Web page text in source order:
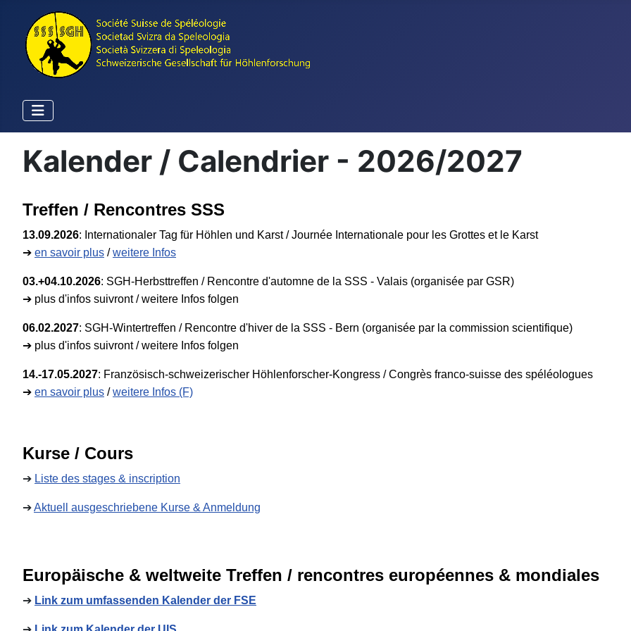
Kalender / Calendrier - 2026/2027
Treffen / Rencontres SSS
13.09.2026: Internationaler Tag für Höhlen und Karst / Journée Internationale pour les Grottes et le Karst
➔ en savoir plus /weitere Infos
03.+04.10.2026: SGH-Herbsttreffen / Rencontre d'automne de la SSS - Valais (organisée par GSR)
➔ plus d'infos suivront / weitere Infos folgen
06.02.2027: SGH-Wintertreffen / Rencontre d'hiver de la SSS - Bern (organisée par la commission scientifique)
➔ plus d'infos suivront / weitere Infos folgen
14.-17.05.2027: Französisch-schweizerischer Höhlenforscher-Kongress / Congrès franco-suisse des spéléologues
➔ en savoir plus /weitere Infos (F)
Kurse / Cours
➔ Liste des stages & inscription
➔Aktuell ausgeschriebene Kurse & Anmeldung
Europäische & weltweite Treffen / rencontres européennes & mondiales
➔ Link zum umfassenden Kalender der FSE